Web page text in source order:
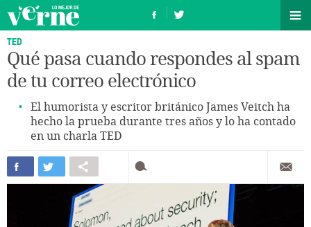
TED
Qué pasa cuando respondes al spam
de tu correo electrónico
El humorista y escritor británico James Veitch ha
hecho la prueba durante tres años y lo ha contado
en un charla TED